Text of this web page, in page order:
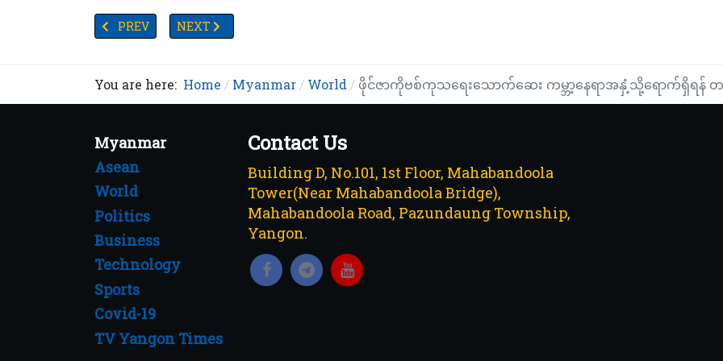
PREVIOUS ARTICLE: ယူကရိန်းအရေးကိစ္စနှင့်ပတ်သက်ပြီး နျူကလီးယားစစ်ပွဲဖြစ်လာနိုင်ချေရှိလာနေကြောင်း ကုလထွေချုပ်သတိပ
PREV NEXT ARTICLE: ခွေးများက ကိုရိုနာဗိုင်းရပ်စ်ကို အလွန်တိကျသေချာစွာအနံ့ခံရှာဖွေနိုင်
NEXT
You are here: Home Myanmar World ဖိုင်ဇာကိုဗစ်ကုသရေးသောက်ဆေး ကမ္ဘာ့နေရာအနှံ့သို့ရောက်ရှိရန် တ
Myanmar
Asean
World
Politics
Business
Technology
Sports
Covid-19
TV Yangon Times
Contact Us
Building D, No.101, 1st Floor, Mahabandoola
Tower(Near Mahabandoola Bridge),
Mahabandoola Road, Pazundaung Township,
Yangon.